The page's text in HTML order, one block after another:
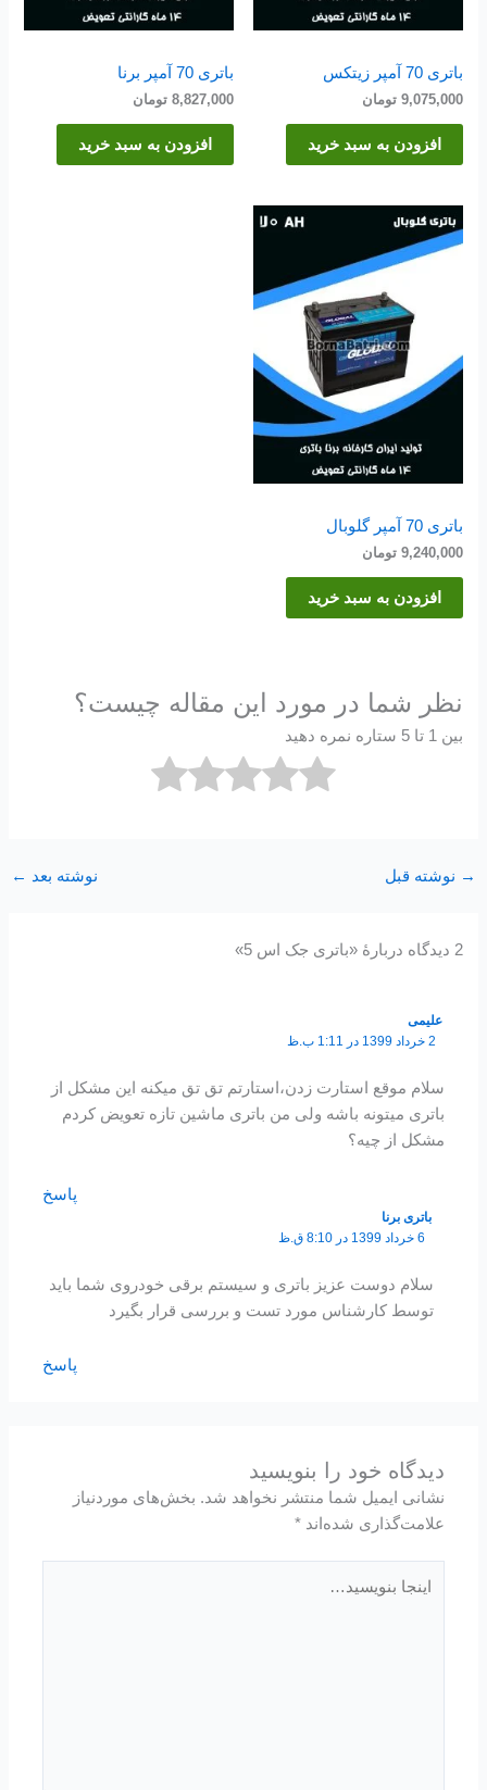
باتری 70 آمپر زیتکس
9,075,000 تومان
افزودن به سبد خرید
باتری 70 آمپر برنا
8,827,000 تومان
افزودن به سبد خرید
باتری 70 آمپر گلوبال
9,240,000 تومان
افزودن به سبد خرید
نظر شما در مورد این مقاله چیست؟
بین 1 تا 5 ستاره نمره دهید
→ نوشته قبل نوشته بعد ←
2 دیدگاه دربارهٔ «باتری جک اس 5»
علیمی
2 خرداد 1399 در 1:11 ب.ظ
سلام موقع استارت زدن،استارتم تق تق میکنه این مشکل از
باتری میتونه باشه ولی من باتری ماشین تازه تعویض کردم
مشکل از چیه؟
پاسخ
باتری برنا
6 خرداد 1399 در 8:10 ق.ظ
سلام دوست عزیز باتری و سیستم برقی خودروی شما باید
توسط کارشناس مورد تست و بررسی قرار بگیرد
پاسخ
دیدگاه‌ خود را بنویسید
نشانی ایمیل شما منتشر نخواهد شد. بخش‌های موردنیاز
علامت‌گذاری شده‌اند*
بنویسید…